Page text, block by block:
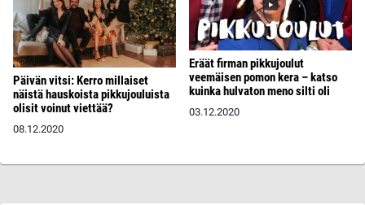
Päivän vitsi: Kerro millaiset
näistä hauskoista pikkujouluista
olisit voinut viettää?
08.12.2020
Eräät firman pikkujoulut
veemäisen pomon kera – katso
kuinka hulvaton meno silti oli
03.12.2020